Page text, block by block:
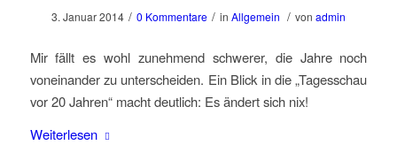
3. Januar 2014 / 0 Kommentare / in Allgemein / von admin
Mir fällt es wohl zunehmend schwerer, die Jahre noch
voneinander zu unterscheiden. Ein Blick in die „Tagesschau
vor 20 Jahren“ macht deutlich: Es ändert sich nix!
Weiterlesen